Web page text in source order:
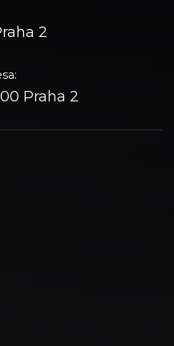
2
00 Praha 2